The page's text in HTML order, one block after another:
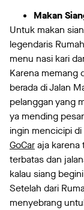
Makan
Untuk makan
legendaris
menu nasi kari
Karena memang
berada di Jalan
pelanggan yang
ya mending
ingin mencicipi
GoCaraja karena
terbatas dan
kalau siang
Setelah dari
menyebrang